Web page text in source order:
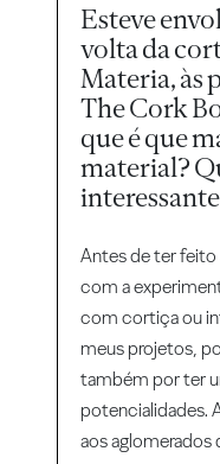
Esteve
volta da
Materia, às
The Cork
que é que
material?
Antes de ter feito
com a
com cortiça ou
meus projetos,
também por ter
potencialidades.
aos aglomerados